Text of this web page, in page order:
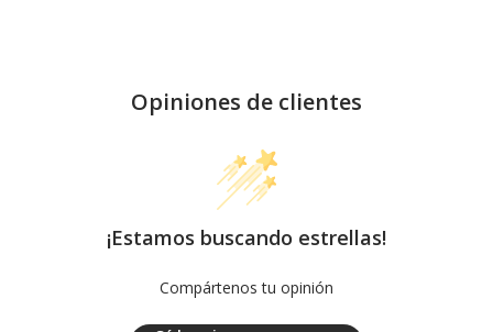
Opiniones de clientes
¡Estamos buscando estrellas!
Compártenos tu opinión